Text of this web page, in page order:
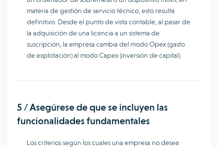
materia de gestión de servicio técnico, esto resulta
definitivo. Desde el punto de vista contable, al pasar de
la adquisición de una licencia a un sistema de
suscripción, la empresa cambia del modo Opex (gasto
de explotación) al modo Capex (inversión de capital).
5 / Asegúrese de que se incluyen las
funcionalidades fundamentales
Los criterios según los cuales una empresa no desea